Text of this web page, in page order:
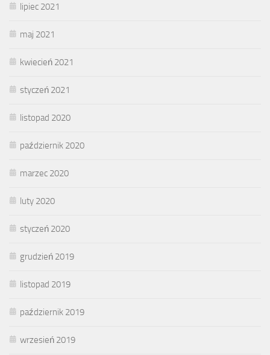
lipiec 2021
maj 2021
kwiecień 2021
styczeń 2021
listopad 2020
październik 2020
marzec 2020
luty 2020
styczeń 2020
grudzień 2019
listopad 2019
październik 2019
wrzesień 2019